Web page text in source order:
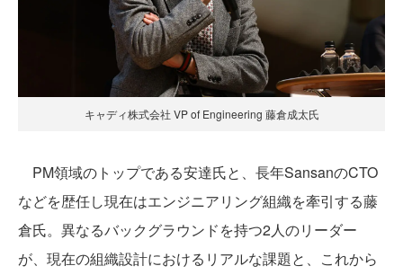
キャディ株式会社 VP of Engineering 藤倉成太氏
PM領域のトップである安達氏と、長年SansanのCTO
などを歴任し現在はエンジニアリング組織を牽引する藤
倉氏。異なるバックグラウンドを持つ2人のリーダー
が、現在の組織設計におけるリアルな課題と、これから